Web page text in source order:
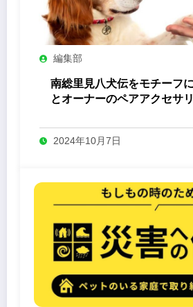
編集部
南総里見八犬伝をモチーフ
とオーナーのペアアクセサ
2024年10月7日